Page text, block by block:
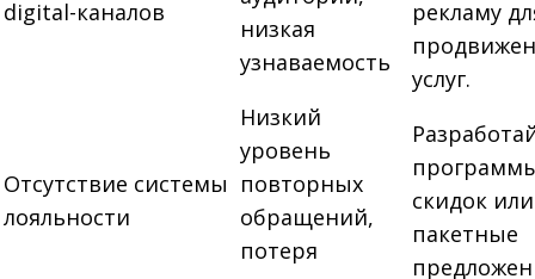
digital-каналов
низкая
узнаваемость
рекламу
услуг.
Отсутствие системы
лояльности
Низкий
уровень
повторных
обращений,
потеря
скидок или
пакетные